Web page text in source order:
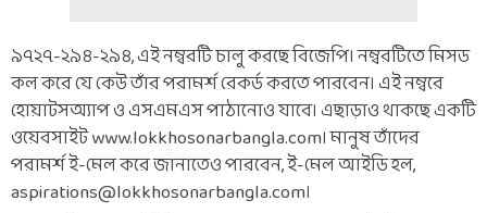
৯৭২৭-২৯৪-২৯৪, এই নম্বরটি চালু করছে বিজেপি। নম্বরটিতে মিসড
কল করে যে কেউ তাঁর পরামর্শ রেকর্ড করতে পারবেন। এই নম্বরে
হোয়াটসঅ্যাপ ও এসএমএস পাঠানোও যাবে। এছাড়াও থাকছে একটি
ওয়েবসাইট ​www.lokkhosonarbangla.com। মানুষ তাঁদের
পরামর্শ ই-মেল করে জানাতেও পারবেন, ই-মেল আইডি হল,
aspirations@lokkhosonarbangla.com।